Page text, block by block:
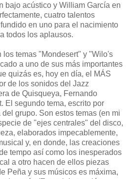
bajo acústico y William García en
cuatro talentos
en uno para el nacimiento
todos los aplausos.
los temas "Mondesert" y "Wilo's
a uno de sus más importantes
quizás es, hoy en día, el MÁS
de los sonidos del Jazz
de Quisqueya, Fernando
El segundo tema, escrito por
grupo. Son estos temas (en mi
de "ejes centrales" del disco,
elaborados impecablemente,
y, en donde, las creaciones
tempo así como los inesperados
a otro hacen de ellos piezas
Peña y sus músicos es máxima,